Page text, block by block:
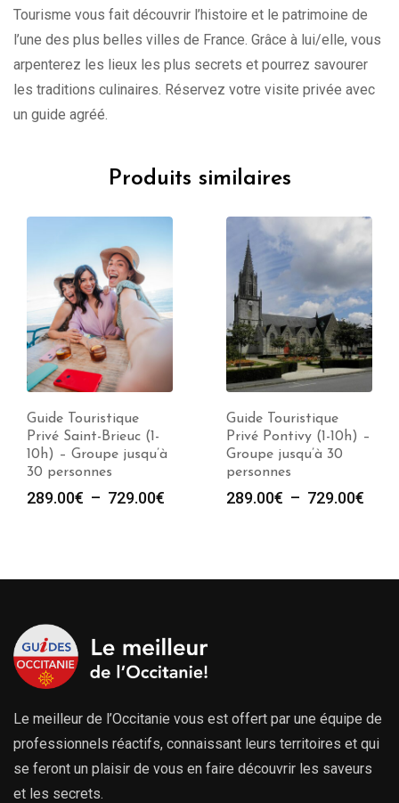
Tourisme vous fait découvrir l’histoire et le patrimoine de
l’une des plus belles villes de France. Grâce à lui/elle, vous
arpenterez les lieux les plus secrets et pourrez savourer
les traditions culinaires. Réservez votre visite privée avec
un guide agréé.
Produits similaires
Guide Touristique
Privé Saint-Brieuc (1-
10h) – Groupe jusqu’à
30 personnes
289.00€ – 729.00€
à
Guide Touristique
Privé Pontivy (1-10h) –
Groupe jusqu’à 30
personnes
289.00€ – 729.00€
à
Le meilleur de l’Occitanie vous est offert par une équipe de
professionnels réactifs, connaissant leurs territoires et qui
se feront un plaisir de vous en faire découvrir les saveurs
et les secrets.